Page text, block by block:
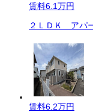
賃料6.1万円
２ＬＤＫ アパ
賃料6.2万円